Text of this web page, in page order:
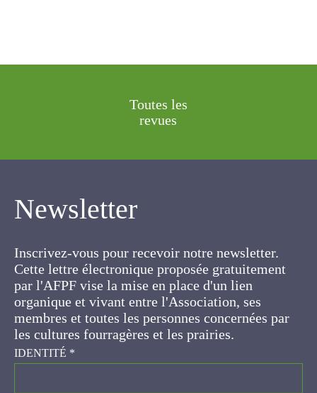
revues
Newsletter
Cette lettre électronique proposée
gratuitement par l'AFPF vise la mise en place
d'un lien organique et vivant entre l'Association,
ses membres et toutes les personnes
concernées par les cultures fourragères et les
prairies.
IDENTITÉ*